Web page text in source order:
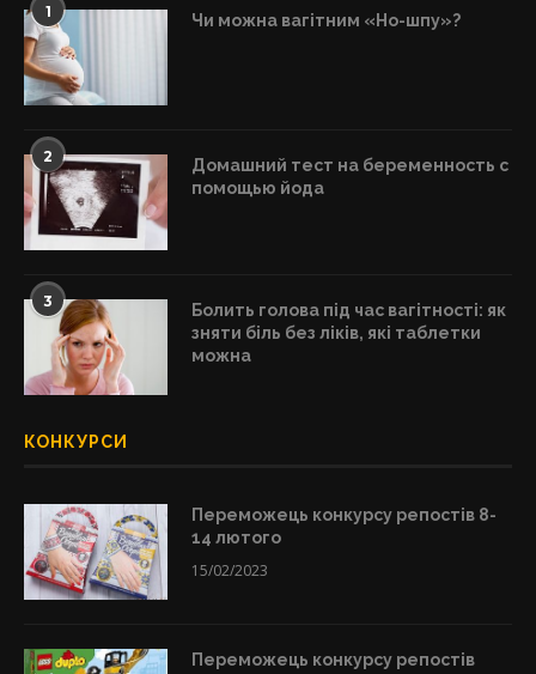
1 Чи можна вагітним «Но-шпу»?
2
Домашний тест на беременность с
помощью йода
3
Болить голова під час вагітності: як
зняти біль без ліків, які таблетки
можна
КОНКУРСИ
Переможець конкурсу репостів 8-
14 лютого
15/02/2023
Переможець конкурсу репостів